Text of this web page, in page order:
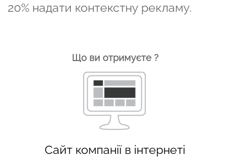
20% надати контекстну рекламу.
Що ви отримуєте ?
Сайт компанії в інтернеті